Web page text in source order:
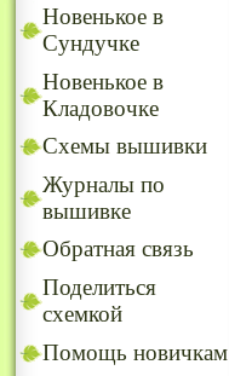
Новенькое в
Сундучке
Новенькое в
Кладовочке
Схемы вышивки
Журналы по
вышивке
Обратная связь
Поделиться
схемкой
Помощь новичкам